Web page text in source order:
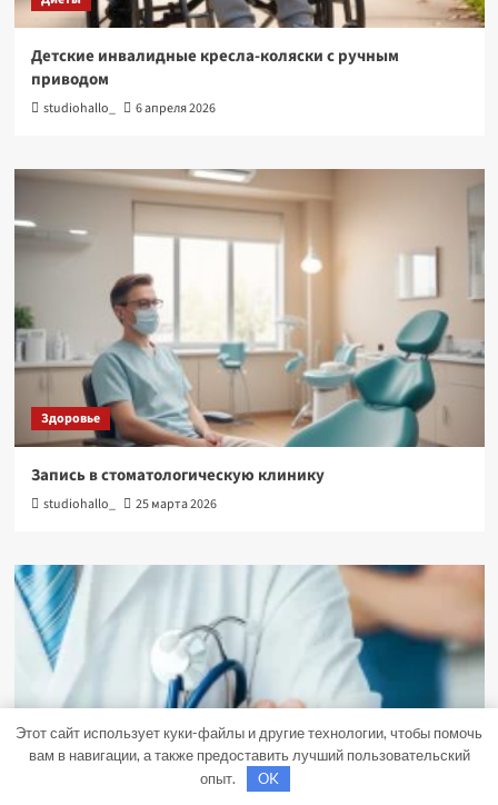
Детские инвалидные кресла-коляски с ручным
приводом
studiohallo_ 6 апреля 2026
Здоровье
Запись в стоматологическую клинику
studiohallo_ 25 марта 2026
Этот сайт использует куки-файлы и другие технологии, чтобы помочь
вам в навигации, а также предоставить лучший пользовательский
опыт.
OK